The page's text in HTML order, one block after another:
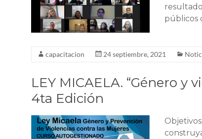
públicos
capacitacion 24 septiembre, 2021
LEY MICAELA. “Género y
4ta Edición